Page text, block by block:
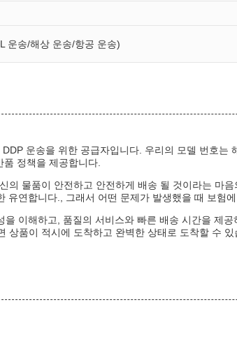
운송/해상 운송/항공 운송)
운송을 위한 공급자입니다. 우리의 모델 번호
정책을 제공합니다.
의 물품이 안전하고 안전하게 배송 될 것이라는 마
유연합니다., 그래서 어떤 문제가 발생했을 때 보험
을 이해하고, 품질의 서비스와 빠른 배송 시간을 제
상품이 적시에 도착하고 완벽한 상태로 도착할 수 있